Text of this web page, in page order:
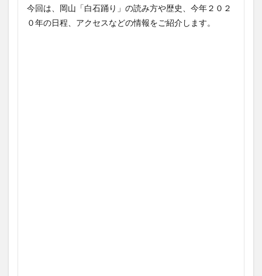
今回は、岡山「白石踊り」の読み方や歴史、今年２０２
０年の日程、アクセスなどの情報をご紹介します。